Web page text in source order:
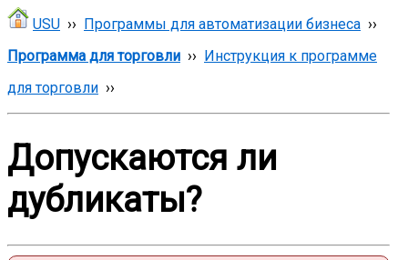
USU ›› Программы для автоматизации бизнеса ››
Программа для торговли ›› Инструкция к программе
для торговли ››
Допускаются ли
дубликаты?